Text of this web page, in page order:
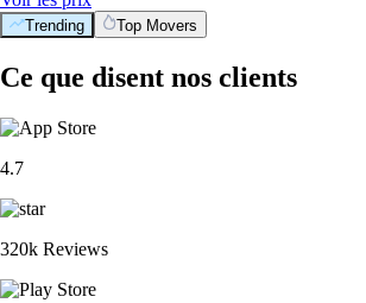
Trending Top Movers
Ce que disent nos clients
4.7
320k Reviews